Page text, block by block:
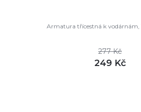
Armatura třícestná k vodárnám,
277 Kč
249 Kč